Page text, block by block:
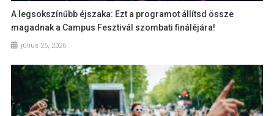
A legsokszínűbb éjszaka: Ezt a programot állítsd össze
magadnak a Campus Fesztivál szombati fináléjára!
július 25, 2026